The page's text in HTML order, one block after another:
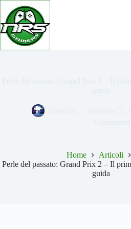
Salta
contenuto
Home
Articoli
Perle del passato: Grand Prix 2 – Il
guida